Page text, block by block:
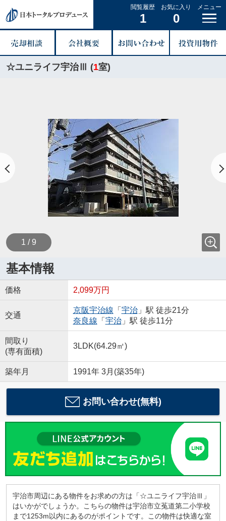
閲覧履歴
1
お気に入り
0
メニュー
☆ユニライフ宇治Ⅲ (1室)
1 / 9
基本情報
価格 2,099万円
交通
京阪宇治線 「 宇治」駅 徒歩21分
奈良線 「 宇治」駅 徒歩11分
間取り
(専有面積)
3LDK(64.29㎡)
築年月 1991年 3月(築35年)
お問い合わせ(無料)
宇治市周辺にある物件をお求めの方は「☆ユニライフ宇治Ⅲ」
はいかがでしょうか。こちらの物件は宇治市立菟道第二小学校
まで1253m以内にあるのがポイントです。この物件は快適な室